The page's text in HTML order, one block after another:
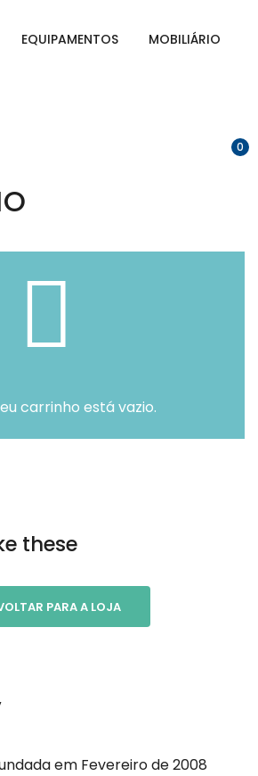
EQUIPAMENTOS MOBILIÁRIO
0
carrinho está vazio.
these
PARA A LOJA
em Fevereiro de 2008